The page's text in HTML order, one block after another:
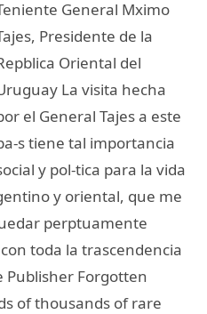
General Mximo
Presidente de la
Oriental del
La visita hecha
el General Tajes a este
s tiene tal importancia
y pol-tica para la vida
y oriental, que me
perptuamente
toda la trascendencia
Forgotten
of thousands of rare